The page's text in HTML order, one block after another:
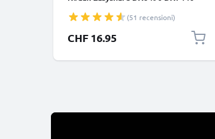
Affidabile ricambio da 1400mAh,
marca CELLONIC
(51 recensioni)
CHF 16.95